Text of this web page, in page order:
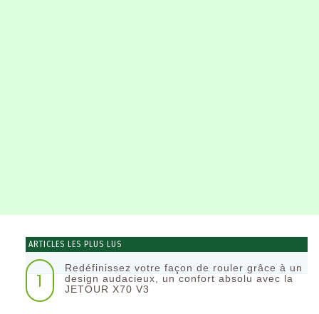
ARTICLES LES PLUS LUS
1
Redéfinissez votre façon de rouler grâce à un
design audacieux, un confort absolu avec la
JETOUR X70 V3